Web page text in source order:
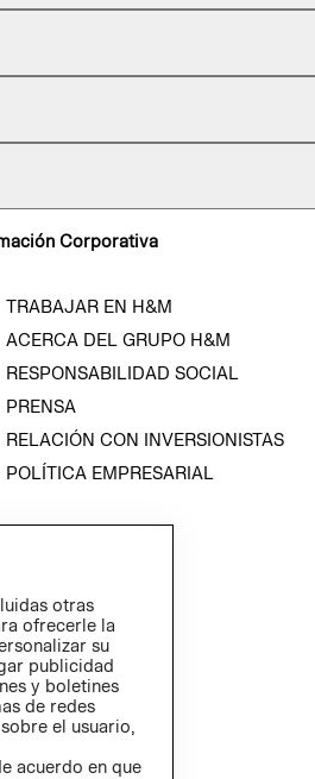
Corporativa
TRABAJAR EN H&M
ACERCA DEL GRUPO H&M
RESPONSABILIDAD SOCIAL
PRENSA
RELACIÓN CON INVERSIONISTAS
POLÍTICA EMPRESARIAL
otras
ofrecerle la
su
publicidad
y boletines
de redes
el usuario,
acuerdo en que